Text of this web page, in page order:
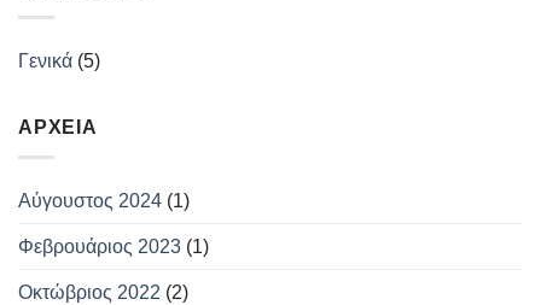
Γενικά (5)
ΑΡΧΕΊΑ
Αύγουστος 2024 (1)
Φεβρουάριος 2023 (1)
Οκτώβριος 2022 (2)